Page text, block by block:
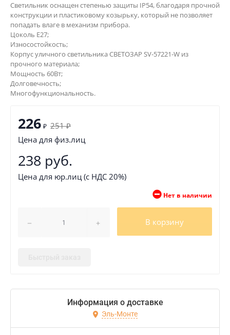
Светильник оснащен степенью защиты IP54, благодаря прочной
конструкции и пластиковому козырьку, который не позволяет
попадать влаге в механизм прибора.
Цоколь Е27;
Износостойкость;
Корпус уличного светильника СВЕТОЗАР SV-57221-W из
прочного материала;
Мощность 60Вт;
Долговечность;
Многофункциональность.
226 ₽ 251 ₽
Цена для физ.лиц
238 руб.
Цена для юр.лиц (с НДС 20%)
Нет в наличии
В корзину
Информация о доставке
Эль-Монте